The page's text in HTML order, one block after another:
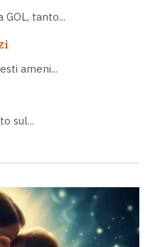
tanto...
ameni...
sul...